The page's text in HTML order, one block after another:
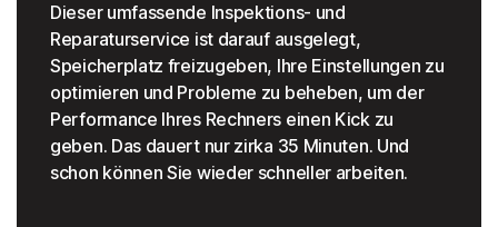
Dieser umfassende Inspektions- und
Reparaturservice ist darauf ausgelegt,
Speicherplatz freizugeben, Ihre Einstellungen zu
optimieren und Probleme zu beheben, um der
Performance Ihres Rechners einen Kick zu
geben. Das dauert nur zirka 35 Minuten. Und
schon können Sie wieder schneller arbeiten.